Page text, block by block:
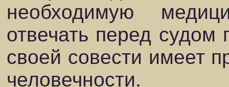
необходимую
отвечать перед судом
своей совести имеет
человечности.